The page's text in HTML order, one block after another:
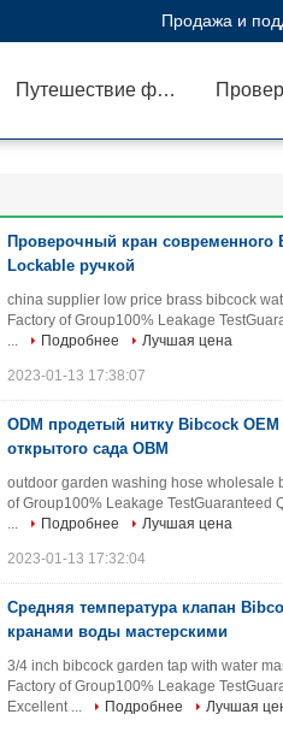
Продажа и
Путешествие фабрики
Проверочный кран
Lockable ручкой
china supplier low price brass bibcock
Factory of Group100% Leakage
...
Подробнее Лучшая цена
2023-01-13 17:38:07
ODM продетый нитку Bibcock
открытого сада OBM
outdoor garden washing hose wholesale
of Group100% Leakage TestGuaranteed
...
Подробнее Лучшая цена
2023-01-13 17:32:04
Средняя температура клапан
кранами воды мастерскими
3/4 inch bibcock garden tap with water
Factory of Group100% Leakage
Excellent ...
Подробнее Лучшая